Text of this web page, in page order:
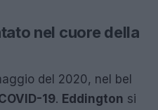
nel cuore della
del 2020, nel bel
19. Eddington si